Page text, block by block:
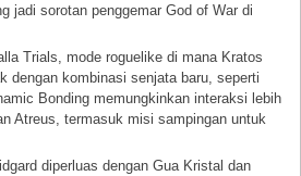
jadi sorotan penggemar God of War di
Trials, mode roguelike di mana Kratos
dengan kombinasi senjata baru, seperti
Bonding memungkinkan interaksi lebih
Atreus, termasuk misi sampingan untuk
diperluas dengan Gua Kristal dan